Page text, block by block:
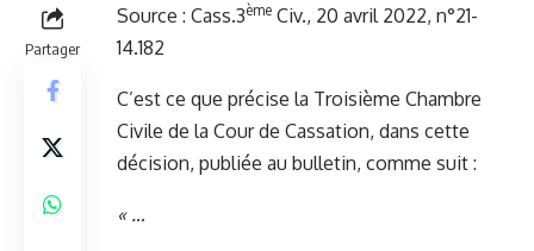
Partager
Source : Cass.3ème Civ., 20 avril 2022, n°21-
14.182
C’est ce que précise la Troisième Chambre
Civile de la Cour de Cassation, dans cette
décision, publiée au bulletin, comme suit :
« …